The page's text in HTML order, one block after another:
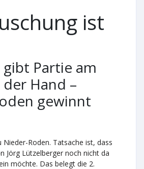
ist
gibt Partie am
der Hand –
gewinnt
Nieder-Roden. Tatsache ist, dass
Jörg Lützelberger noch nicht da
möchte. Das belegt die 2.